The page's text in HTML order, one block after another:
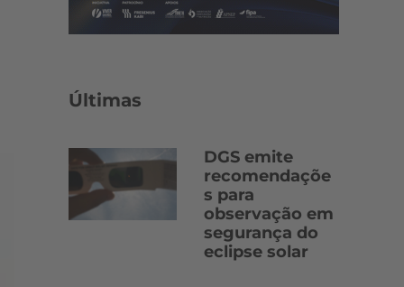
Últimas
DGS emite
recomendaçõe
s para
observação em
segurança do
eclipse solar